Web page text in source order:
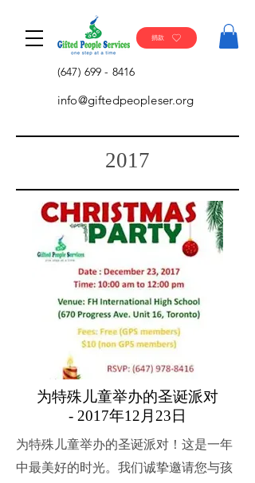
捐款
(647) 699 - 8416
info@giftedpeopleser.org
2017
为特殊儿童举办的圣诞派对
- 2017年12月23日
为特殊儿童举办的圣诞派对！这是一年
中最美好的时光。我们诚挚邀请您与孩